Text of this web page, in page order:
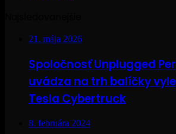
21. mája 2026
Spoločnosť Unplugged
uvádza na trh balíčky
Tesla Cybertruck
8. februára 2024